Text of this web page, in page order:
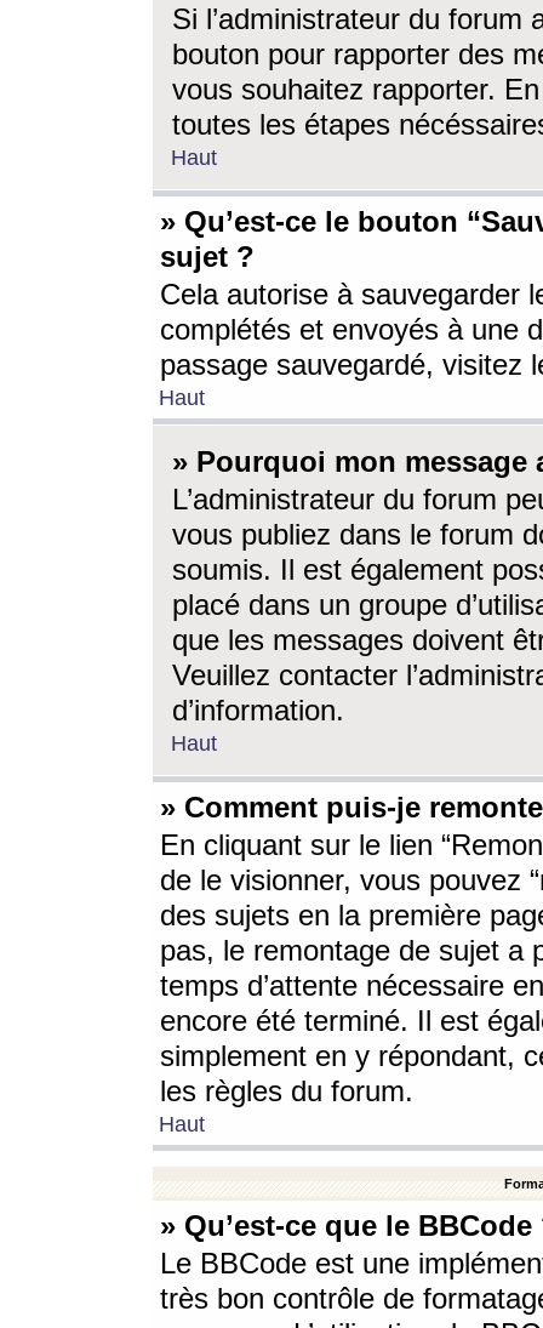
Si l’administrateur du forum
bouton pour rapporter des
vous souhaitez rapporter.
toutes les étapes
Haut
» Qu’est-ce le bouton
sujet ?
Cela autorise à sauvegarder
complétés et envoyés à une
passage sauvegardé, visitez
Haut
» Pourquoi mon message
L’administrateur du forum
vous publiez dans le forum
soumis. Il est également
placé dans un groupe
que les messages doivent
Veuillez contacter
d’information.
Haut
» Comment puis-je
En cliquant sur le lien
de le visionner, vous pouvez
des sujets en la première
pas, le remontage de sujet a
temps d’attente nécessaire
encore été terminé. Il est
simplement en y répondant,
les règles du forum.
Haut
» Qu’est-ce que le BBCode
Le BBCode est une
très bon contrôle de